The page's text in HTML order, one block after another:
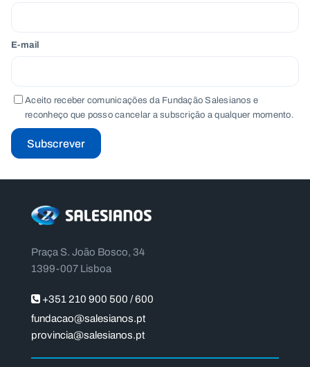
E-mail
Aceito receber comunicações da Fundação Salesianos e
reconheço que posso cancelar a subscrição a qualquer momento.
Subscrever
Praça S. João Bosco, 34
1399-007 Lisboa
+351 210 900 500 / 600
fundacao@salesianos.pt
provincia@salesianos.pt